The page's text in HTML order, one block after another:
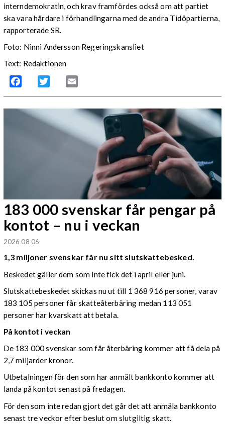
interndemokratin, och krav framfördes också om att partiet
ska vara hårdare i förhandlingarna med de andra Tidöpartierna,
rapporterade SR.
Foto: Ninni Andersson Regeringskansliet
Text: Redaktionen
Facebook Twitter
183 000 svenskar får pengar på
kontot – nu i veckan
2026 08 06
1,3 miljoner svenskar får nu sitt slutskattebesked.
Beskedet gäller dem som inte fick det i april eller juni.
Slutskattebeskedet skickas nu ut till 1 368 916 personer, varav
183 105 personer får skatteåterbäring medan 113 051
personer har kvarskatt att betala.
På kontot i veckan
De 183 000 svenskar som får återbäring kommer att få dela på
2,7 miljarder kronor.
Utbetalningen för den som har anmält bankkonto kommer att
landa på kontot senast på fredagen.
För den som inte redan gjort det går det att anmäla bankkonto
senast tre veckor efter beslut om slutgiltig skatt.